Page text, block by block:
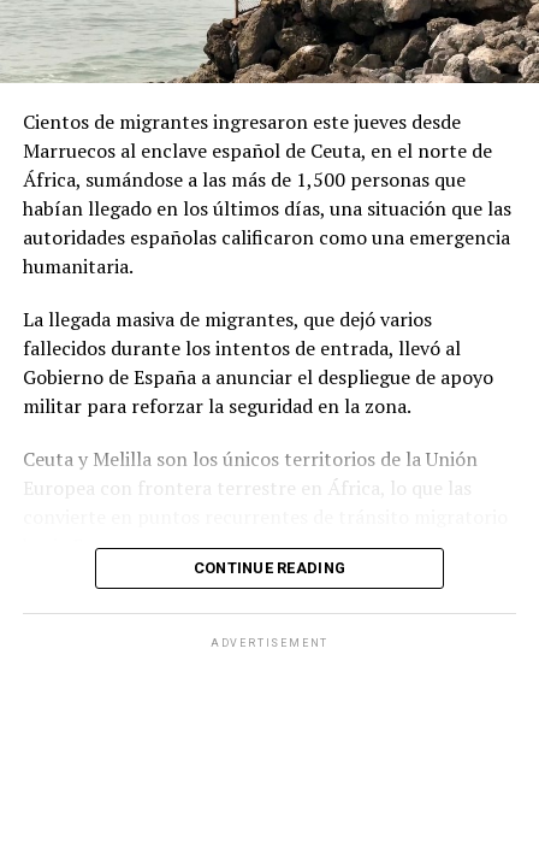
responde a “recientes manifestaciones de hostilidad
contra la República Argentina y los argentinos”, y
afirmaron que “quien ataque a la República Argentina
no es bienvenido en nuestro país”.
La normativa deberá ahora pasar por la revisión del
su continuidad.
Cientos de migrantes ingresaron este jueves desde
Marruecos al enclave español de Ceuta, en el norte de
África, sumándose a las más de 1,500 personas que
habían llegado en los últimos días, una situación que las
autoridades españolas calificaron como una emergencia
humanitaria.
La llegada masiva de migrantes, que dejó varios
fallecidos durante los intentos de entrada, llevó al
Gobierno de España a anunciar el despliegue de apoyo
militar para reforzar la seguridad en la zona.
Ceuta y Melilla son los únicos territorios de la Unión
Europea con frontera terrestre en África, lo que las
hacia Europa.
CONTINUE READING
ADVERTISEMENT